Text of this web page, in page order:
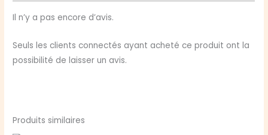
Il n’y a pas encore d’avis.
Seuls les clients connectés ayant acheté ce produit ont la
possibilité de laisser un avis.
Produits similaires